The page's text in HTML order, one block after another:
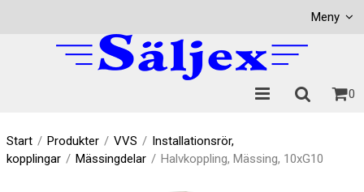
Meny
0
Start / Produkter / VVS / Installationsrör,
kopplingar / Mässingdelar / Halvkoppling, Mässing, 10xG10